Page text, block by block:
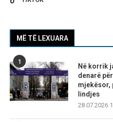
MË TË LEXUARA
1
Në korrik
denarë
mjekësor,
lindjes
28.07.2026